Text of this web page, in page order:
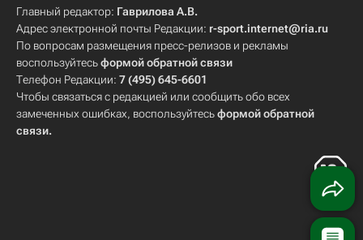
Главный редактор: Гаврилова А.В.
Адрес электронной почты Редакции: r-sport.internet@ria.ru
По вопросам размещения пресс-релизов и рекламы
воспользуйтесьформой обратной связи
Телефон Редакции: 7 (495) 645-6601
Чтобы связаться с редакцией или сообщить обо всех
замеченных ошибках, воспользуйтесьформой обратной
связи.